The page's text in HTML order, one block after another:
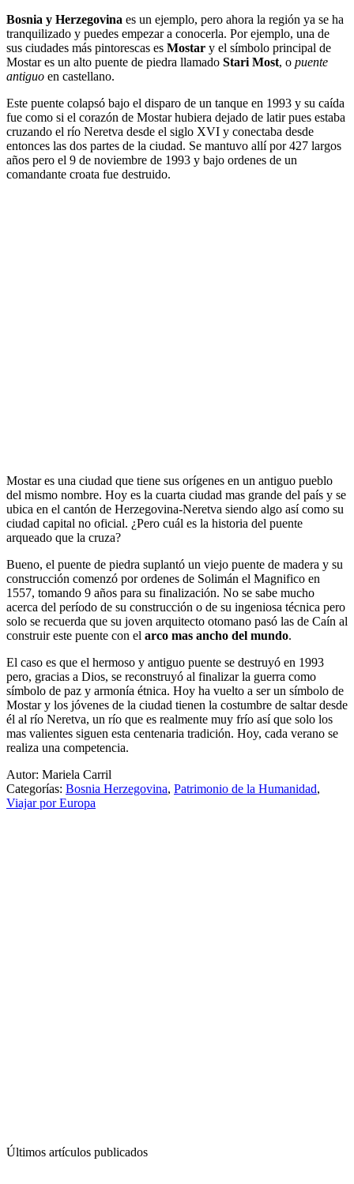
Bosnia y Herzegovina es un ejemplo, pero ahora la región ya se ha
tranquilizado y puedes empezar a conocerla. Por ejemplo, una de
sus ciudades más pintorescas es Mostar y el símbolo principal de
Mostar es un alto puente de piedra llamado Stari Most, o puente
antiguo en castellano.
Este puente colapsó bajo el disparo de un tanque en 1993 y su caída
fue como si el corazón de Mostar hubiera dejado de latir pues estaba
cruzando el río Neretva desde el siglo XVI y conectaba desde
entonces las dos partes de la ciudad. Se mantuvo allí por 427 largos
años pero el 9 de noviembre de 1993 y bajo ordenes de un
comandante croata fue destruido.
Mostar es una ciudad que tiene sus orígenes en un antiguo pueblo
del mismo nombre. Hoy es la cuarta ciudad mas grande del país y se
ubica en el cantón de Herzegovina-Neretva siendo algo así como su
ciudad capital no oficial. ¿Pero cuál es la historia del puente
arqueado que la cruza?
Bueno, el puente de piedra suplantó un viejo puente de madera y su
construcción comenzó por ordenes de Solimán el Magnifico en
1557, tomando 9 años para su finalización. No se sabe mucho
acerca del período de su construcción o de su ingeniosa técnica pero
solo se recuerda que su joven arquitecto otomano pasó las de Caín al
construir este puente con el arco mas ancho del mundo.
El caso es que el hermoso y antiguo puente se destruyó en 1993
pero, gracias a Dios, se reconstruyó al finalizar la guerra como
símbolo de paz y armonía étnica. Hoy ha vuelto a ser un símbolo de
Mostar y los jóvenes de la ciudad tienen la costumbre de saltar desde
él al río Neretva, un río que es realmente muy frío así que solo los
mas valientes siguen esta centenaria tradición. Hoy, cada verano se
realiza una competencia.
Autor: Mariela Carril
Categorías: Bosnia Herzegovina, Patrimonio de la Humanidad,
Viajar por Europa
Últimos artículos publicados